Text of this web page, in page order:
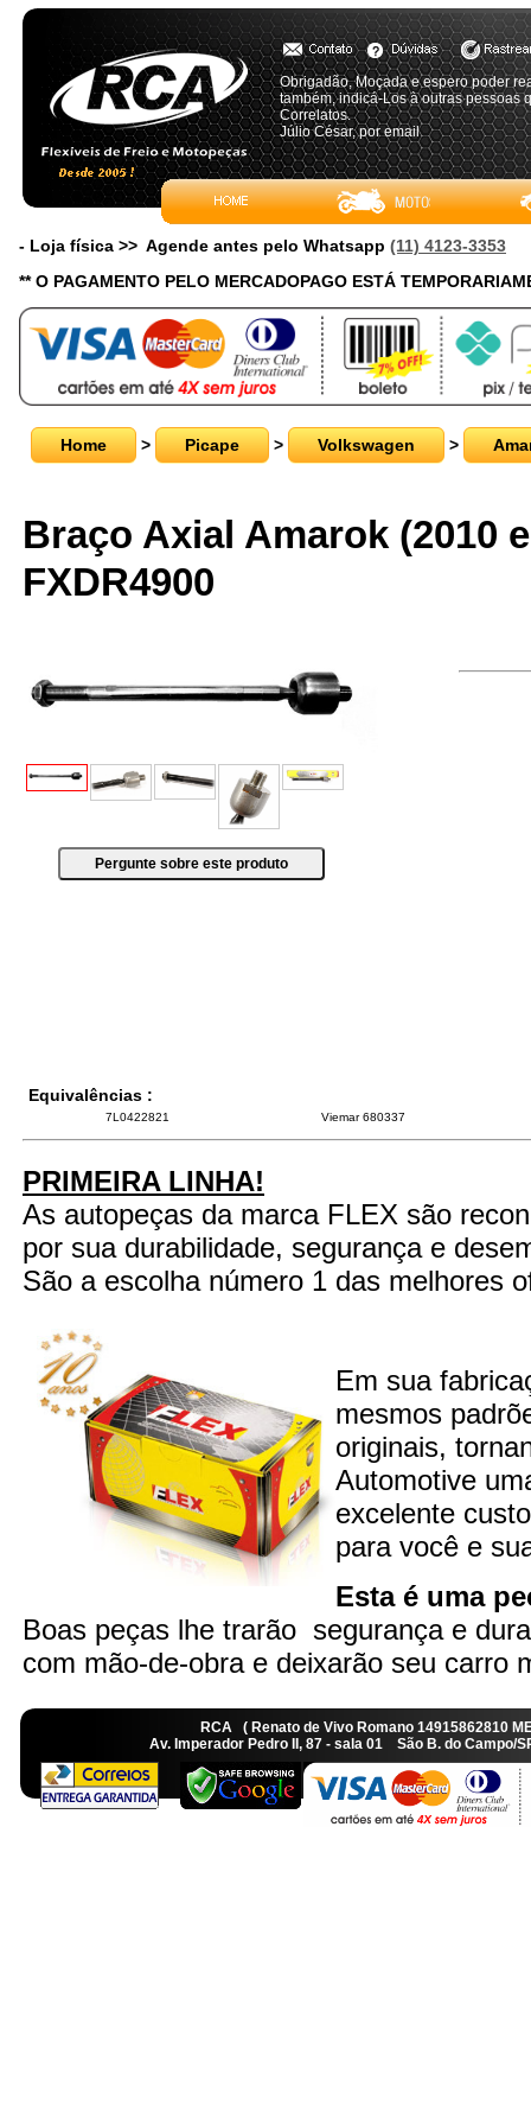
Obrigadão, Moçada e espero poder
também, indicá-Los à outras pessoas
Correlatos.
Júlio César, por email
- Loja física >> Agende antes pelo Whatsapp (11) 4123-3353
** O PAGAMENTO PELO MERCADOPAGO ESTÁ
Home > Picape > Volkswagen >
Braço Axial Amarok (2010
FXDR4900
Equivalências :
7L0422821 Viemar 680337
PRIMEIRA LINHA!
As autopeças da marca FLEX são
por sua durabilidade, segurança e
São a escolha número 1 das melhores
Em sua
mesmos
originais,
Automotive
excelente
para você e
Esta é uma
Boas peças lhe trarão segurança e
com mão-de-obra e deixarão seu carro
RCA ( Renato de Vivo Romano
Av. Imperador Pedro II, 87 - sala 01 São B. do